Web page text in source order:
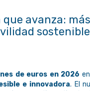
avanza:
de euros en 2026
e innovadora. El